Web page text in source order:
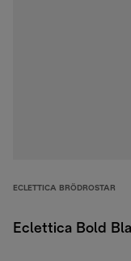
ECLETTICA BRÖDROSTAR
Eclettica Bold